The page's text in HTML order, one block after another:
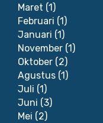
Maret (1)
Februari (1)
Januari (1)
November (1)
Oktober (2)
Agustus (1)
Juli (1)
Juni (3)
Mei (2)